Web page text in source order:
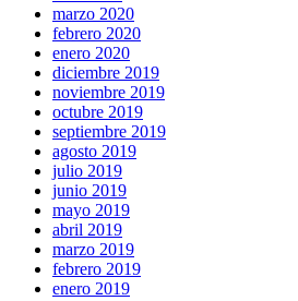
marzo 2020
febrero 2020
enero 2020
diciembre 2019
noviembre 2019
octubre 2019
septiembre 2019
agosto 2019
julio 2019
junio 2019
mayo 2019
abril 2019
marzo 2019
febrero 2019
enero 2019